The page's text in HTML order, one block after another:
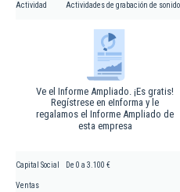
Actividad Actividades de grabación de
Ve el Informe Ampliado. ¡Es gratis!
Regístrese en eInforma y le
regalamos el Informe Ampliado de
esta empresa
Capital Social De 0 a 3.100 €
Ventas